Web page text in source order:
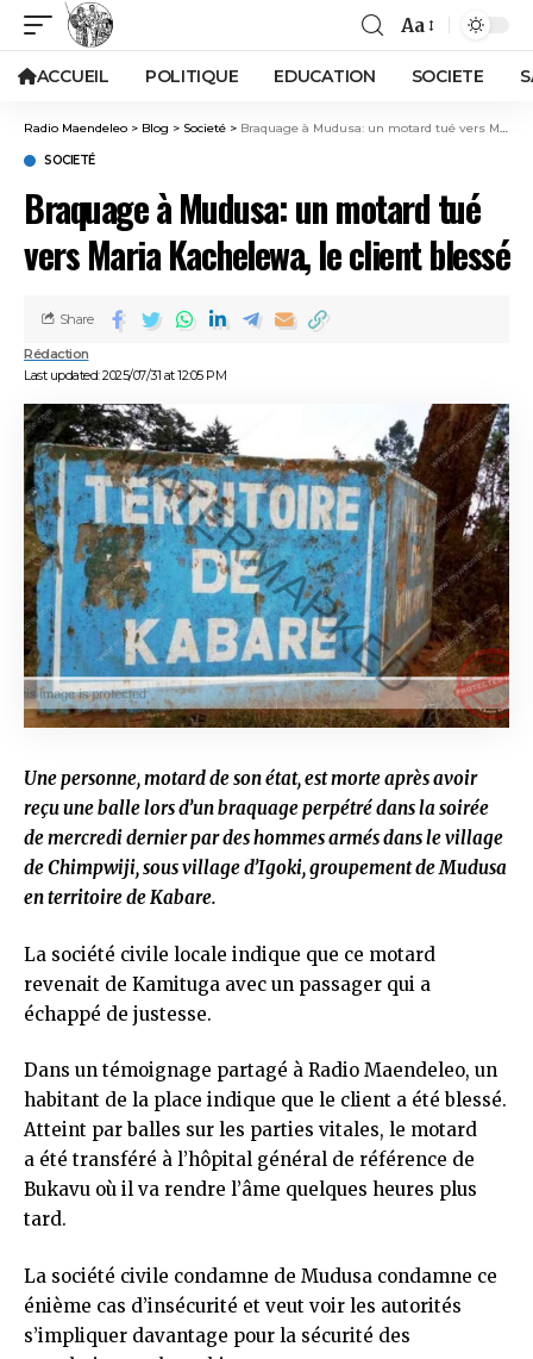
Aa
ACCUEIL POLITIQUE EDUCATION SOCIETE
Radio Maendeleo > Blog > Societé > Braquage à Mudusa: un motard tué vers Maria Kachelewa, le client blessé
SOCIETÉ
Braquage à Mudusa: un motard tué
vers Maria Kachelewa, le client blessé
Last updated: 2025/07/31 at 12:05 PM
Rédaction
Share
Une personne, motard de son état, est morte après avoir
reçu une balle lors d’un braquage perpétré dans la soirée
de mercredi dernier par des hommes armés dans le village
de Chimpwiji, sous village d’Igoki, groupement de Mudusa
en territoire de Kabare.
La société civile locale indique que ce motard
revenait de Kamituga avec un passager qui a
échappé de justesse.
Dans un témoignage partagé à Radio Maendeleo, un
habitant de la place indique que le client a été blessé.
Atteint par balles sur les parties vitales, le motard
a été transféré à l’hôpital général de référence de
Bukavu où il va rendre l’âme quelques heures plus
tard.
La société civile condamne de Mudusa condamne ce
énième cas d’insécurité et veut voir les autorités
s’impliquer davantage pour la sécurité des